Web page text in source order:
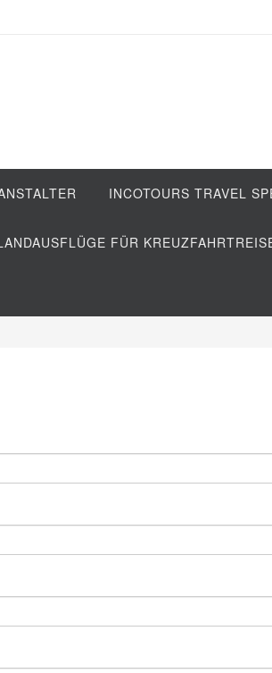
INCOTOURS TRAVEL
FÜR